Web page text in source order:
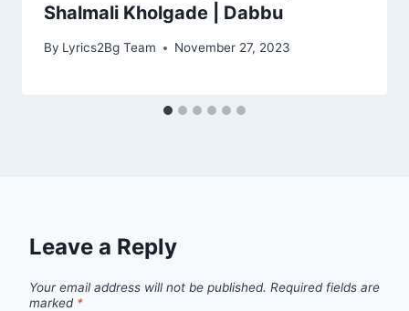
Shalmali Kholgade | Dabbu
By Lyrics2Bg Team November 27, 2023
Leave a Reply
Your email address will not be published. Required fields are
marked *